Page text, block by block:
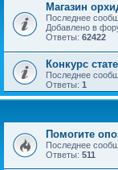
Магазин
Последнее
Добавлено в
Ответы: 62422
Конкурс
Последнее
Ответы: 1
Помогите
Последнее
Ответы: 511